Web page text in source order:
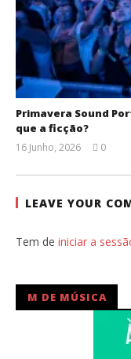
Primavera Sound
que a ficção?
16 Junho, 2026
Ventura
0
LEAVE YOUR
Tem de iniciar a
M DE MÚSICA